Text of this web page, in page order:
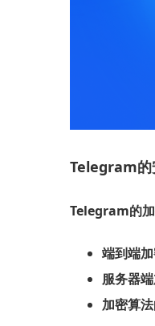
Telegram的
Telegram的
端到端
服务器
加密算